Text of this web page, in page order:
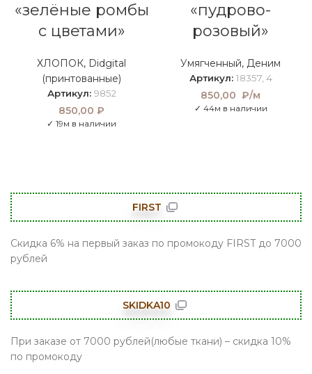
«зелёные ромбы
с цветами»
ХЛОПОК, Didgital
(принтованные)
Артикул: 9852
850,00 ₽
✓ 19м в наличии
«пудрово-
розовый»
Умягченный, Деним
Артикул: 18357, 4
850,00 ₽/м
✓ 44м в наличии
FIRST
Скидка 6% на первый заказ по промокоду FIRST до 7000
рублей
SKIDKA10
При заказе от 7000 рублей(любые ткани) – скидка 10%
по промокоду